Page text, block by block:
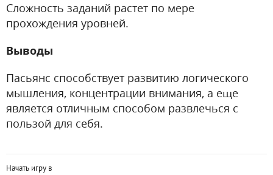
Сложность заданий растет по мере
прохождения уровней.
Выводы
Пасьянс способствует развитию логического
мышления, концентрации внимания, а еще
является отличным способом развлечься с
пользой для себя.
Начать игру в